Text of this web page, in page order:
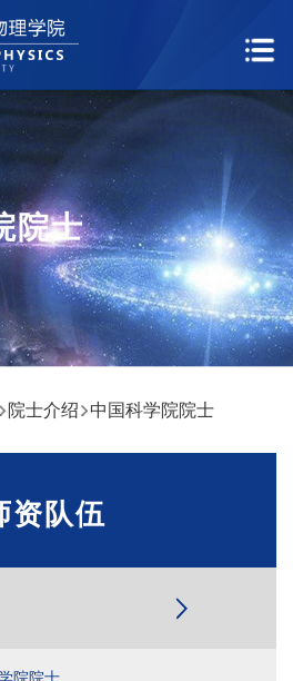
院士
院士介绍 中国科学院院士
资队伍